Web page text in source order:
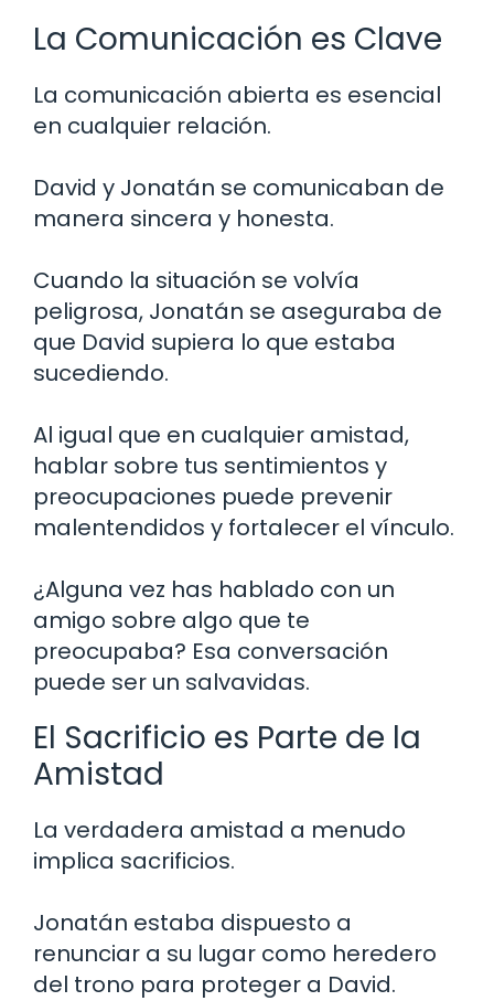
La Comunicación es Clave
La comunicación abierta es esencial
en cualquier relación.
David y Jonatán se comunicaban de
manera sincera y honesta.
Cuando la situación se volvía
peligrosa, Jonatán se aseguraba de
que David supiera lo que estaba
sucediendo.
Al igual que en cualquier amistad,
hablar sobre tus sentimientos y
preocupaciones puede prevenir
malentendidos y fortalecer el vínculo.
¿Alguna vez has hablado con un
amigo sobre algo que te
preocupaba? Esa conversación
puede ser un salvavidas.
El Sacrificio es Parte de la
Amistad
La verdadera amistad a menudo
implica sacrificios.
Jonatán estaba dispuesto a
renunciar a su lugar como heredero
del trono para proteger a David.